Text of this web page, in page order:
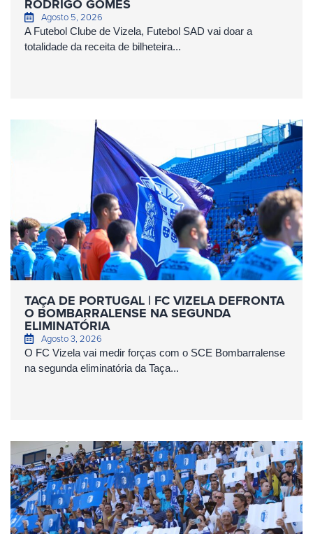
RODRIGO GOMES
Agosto 5, 2026
A Futebol Clube de Vizela, Futebol SAD vai doar a
totalidade da receita de bilheteira...
TAÇA DE PORTUGAL | FC VIZELA DEFRONTA
O BOMBARRALENSE NA SEGUNDA
ELIMINATÓRIA
Agosto 3, 2026
O FC Vizela vai medir forças com o SCE Bombarralense
na segunda eliminatória da Taça...